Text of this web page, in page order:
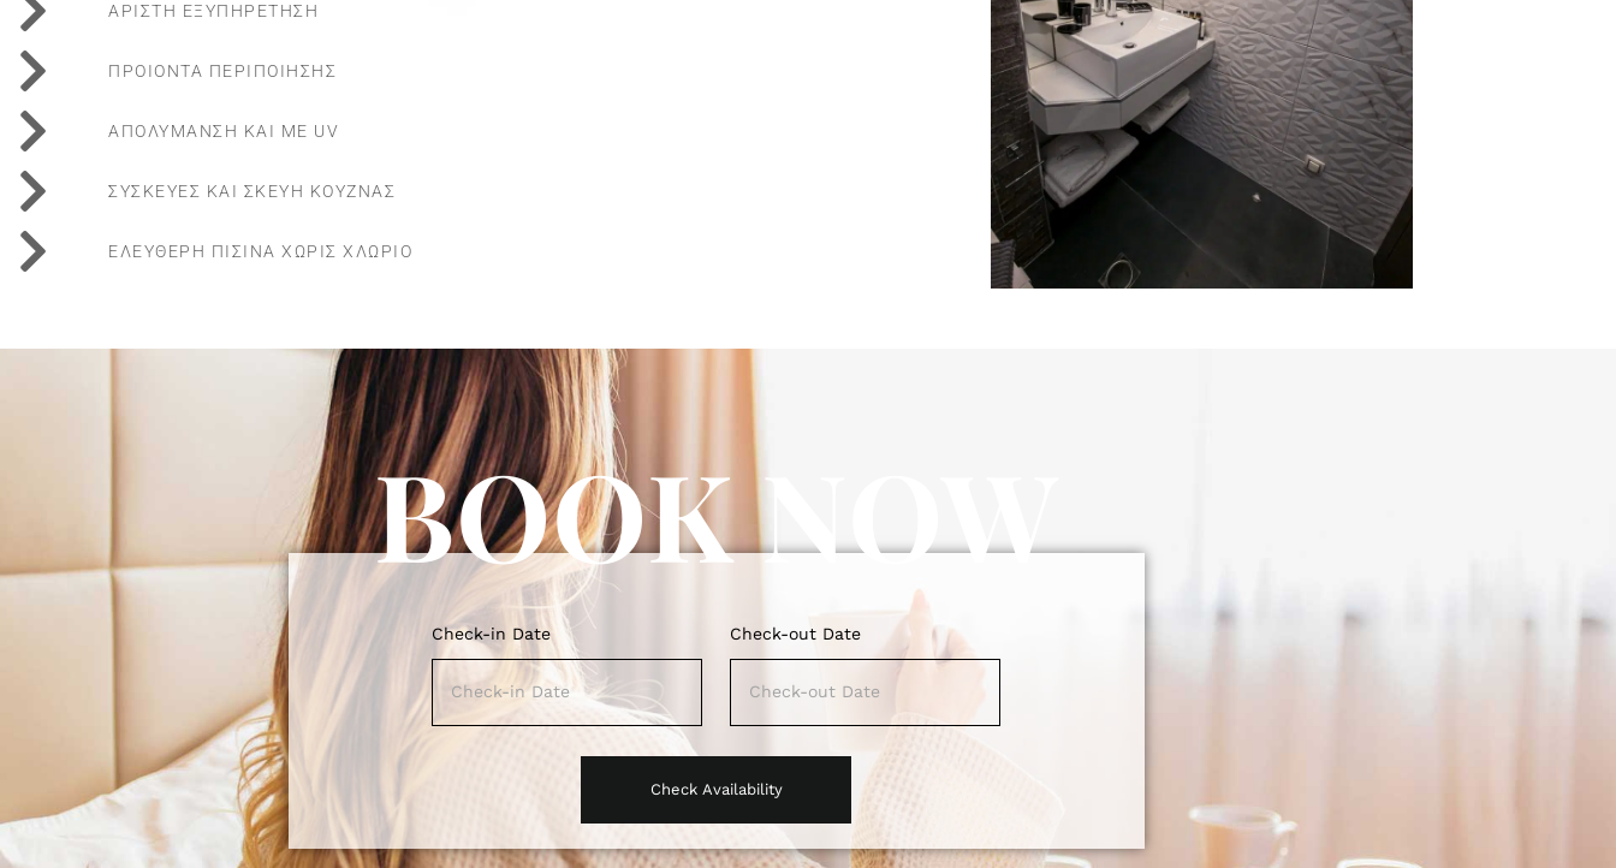
ΑΡΙΣΤΗ ΕΞΥΠΗΡΕΤΗΣΗ
ΠΡΟΙΟΝΤΑ ΠΕΡΙΠΟΙΗΣΗΣ
ΑΠΟΛΥΜΑΝΣΗ ΚΑΙ ΜΕ UV
ΣΥΣΚΕΥΕΣ ΚΑΙ ΣΚΕΥΗ ΚΟΥΖΝΑΣ
ΕΛΕΥΘΕΡΗ ΠΙΣΙΝΑ ΧΩΡΙΣ ΧΛΩΡΙΟ
BOOK NOW
Check-in Date Check-out Date